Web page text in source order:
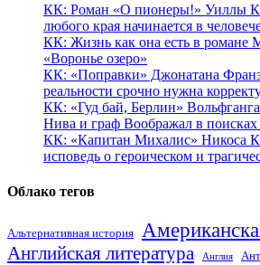
КК: Роман «О пионеры!» Уиллы
любого края начинается в
КК: Жизнь как она есть в романе
«Воронье озеро»
КК: «Поправки» Джонатана
реальности срочно нужна
КК: «Гуд бай, Берлин»
Нива и граф Воображал в
КК: «Капитан Михалис» Никоса
исповедь о героическом и
Облако тегов
Альтернативная история
Английская литература Англия